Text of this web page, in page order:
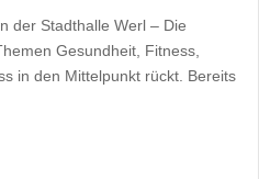
der Stadthalle Werl – Die
Gesundheit, Fitness,
in den Mittelpunkt rückt. Bereits